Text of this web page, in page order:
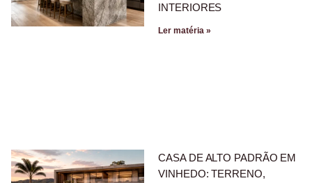
INTERIORES
Ler matéria »
CASA DE ALTO PADRÃO EM
VINHEDO: TERRENO,